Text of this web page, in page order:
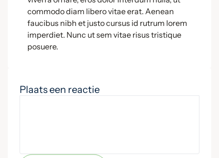
commodo diam libero vitae erat. Aenean
faucibus nibh et justo cursus id rutrum lorem
imperdiet. Nunc ut sem vitae risus tristique
posuere.
Plaats een reactie